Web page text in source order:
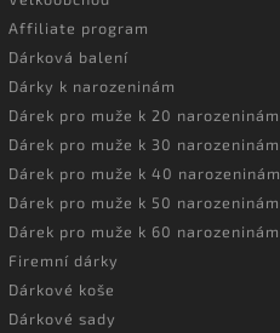
Affiliate program
Dárková balení
Dárky k narozeninám
Dárek pro muže k 20 narozeninám
Dárek pro muže k 30 narozeninám
Dárek pro muže k 40 narozeninám
Dárek pro muže k 50 narozeninám
Dárek pro muže k 60 narozeninám
Firemní dárky
Dárkové koše
Dárkové sady